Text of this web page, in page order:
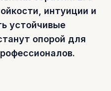
интуиции и
устойчивые
опорой для